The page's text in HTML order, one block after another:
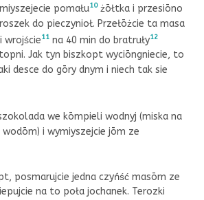
pomału10żōłtka i przesiōno
do pieczynioł. Przełōżcie ta masa
wrojście11 na 40 min do bratruły12
Jak tyn biszkopt wyciōngniecie, to
desce do gōry dnym i niech tak sie
we kōmpieli wodnyj (miska na
i wymiyszejcie jōm ze
posmarujcie jedna czyńść masōm ze
na to poła jochanek. Terozki